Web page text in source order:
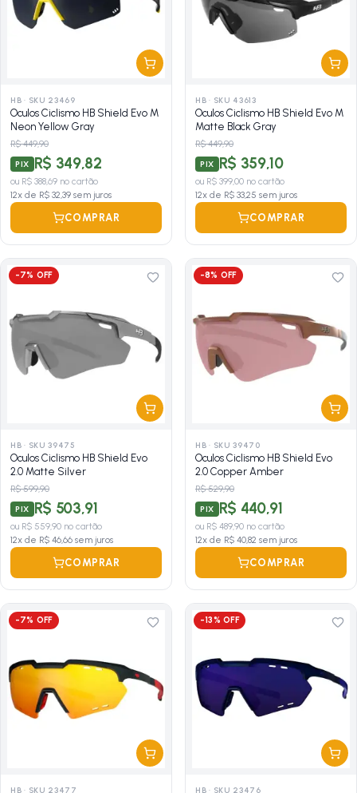
HB · SKU 23469
Oculos Ciclismo HB Shield Evo M
Neon Yellow Gray
R$ 449,90
PIX R$ 349,82
ou R$ 388,69 no cartão
12x de R$ 32,39 sem juros
COMPRAR
HB · SKU 43613
Oculos Ciclismo HB Shield Evo M
Matte Black Gray
R$ 449,90
PIX R$ 359,10
ou R$ 399,00 no cartão
12x de R$ 33,25 sem juros
COMPRAR
-7% OFF
HB · SKU 39475
Oculos Ciclismo HB Shield Evo
2.0 Matte Silver
R$ 599,90
PIX R$ 503,91
ou R$ 559,90 no cartão
12x de R$ 46,66 sem juros
COMPRAR
-8% OFF
HB · SKU 39470
Oculos Ciclismo HB Shield Evo
2.0 Copper Amber
R$ 529,90
PIX R$ 440,91
ou R$ 489,90 no cartão
12x de R$ 40,82 sem juros
COMPRAR
-7% OFF
HB · SKU 23477
-13% OFF
HB · SKU 23476